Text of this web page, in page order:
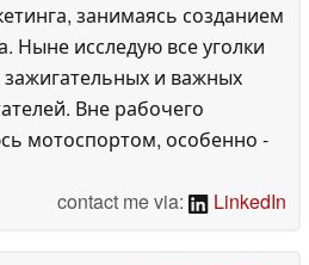
занимаясь созданием
Ныне исследую все уголки
и важных
Вне рабочего
мотоспортом, особенно -
contact me via:
LinkedIn